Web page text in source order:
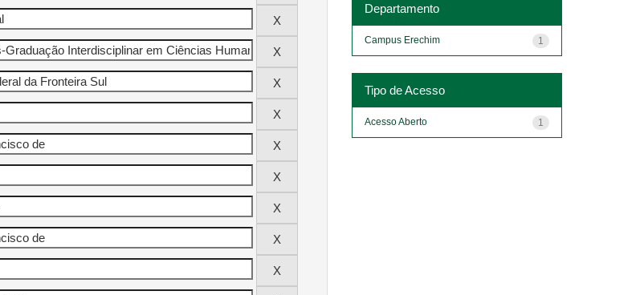
Departamento
1
Campus Erechim
Tipo de Acesso
1
Acesso Aberto